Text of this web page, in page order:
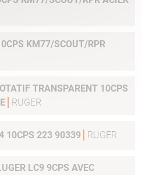
RPR
TRANSPARENT 10CPS
RUGER
10CPS 223 90339 RUGER
LC9 9CPS AVEC